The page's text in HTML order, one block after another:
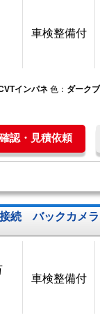
車検整備付
インパネ 色： ダーク
認・見積依頼
続 バックカメ
車検整備付